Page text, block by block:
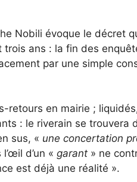
Nobili évoque le décret
ans : la fin des
par une simple
retours en mairie ;
: le riverain se trouvera
sus, « une concertation
d’un « garant » ne
est déjà une réalité ».